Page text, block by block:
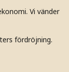
Vi vänder
fördröjning.